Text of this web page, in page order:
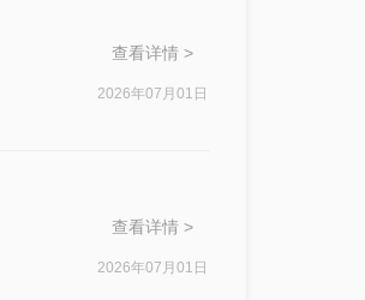
查看详情 >
2026年07月01日
查看详情 >
2026年07月01日